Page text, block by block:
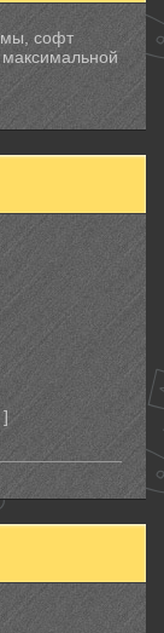
софт
максимальной